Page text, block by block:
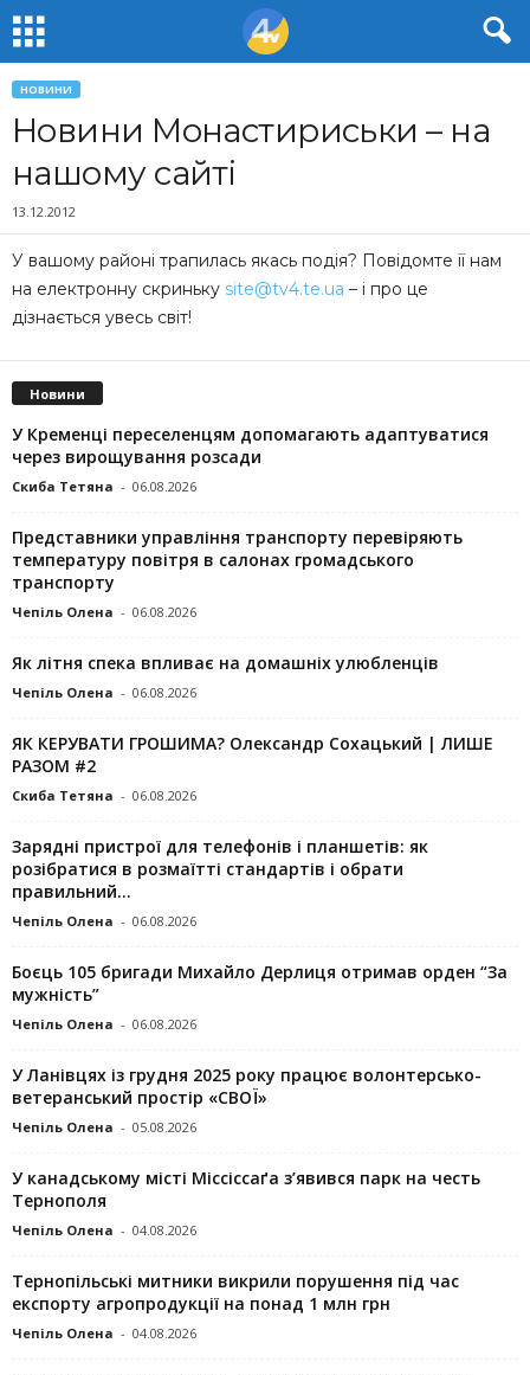
НОВИНИ
Новини Монастириськи – на
нашому сайті
13.12.2012
У вашому районі трапилась якась подія? Повідомте її нам
на електронну скриньку site@tv4.te.ua – і про це
дізнається увесь світ!
Новини
У Кременці переселенцям допомагають адаптуватися
через вирощування розсади
Скиба Тетяна - 06.08.2026
Представники управління транспорту перевіряють
температуру повітря в салонах громадського
транспорту
Чепіль Олена - 06.08.2026
Як літня спека впливає на домашніх улюбленців
Чепіль Олена - 06.08.2026
ЯК КЕРУВАТИ ГРОШИМА? Олександр Сохацький | ЛИШЕ
РАЗОМ #2
Скиба Тетяна - 06.08.2026
Зарядні пристрої для телефонів і планшетів: як
розібратися в розмаїтті стандартів і обрати
правильний...
Чепіль Олена - 06.08.2026
Боєць 105 бригади Михайло Дерлиця отримав орден “За
мужність”
Чепіль Олена - 06.08.2026
У Ланівцях із грудня 2025 року працює волонтерсько-
ветеранський простір «СВОЇ»
Чепіль Олена - 05.08.2026
У канадському місті Міссіссаґа з’явився парк на честь
Тернополя
Чепіль Олена - 04.08.2026
Тернопільські митники викрили порушення під час
експорту агропродукції на понад 1 млн грн
Чепіль Олена - 04.08.2026